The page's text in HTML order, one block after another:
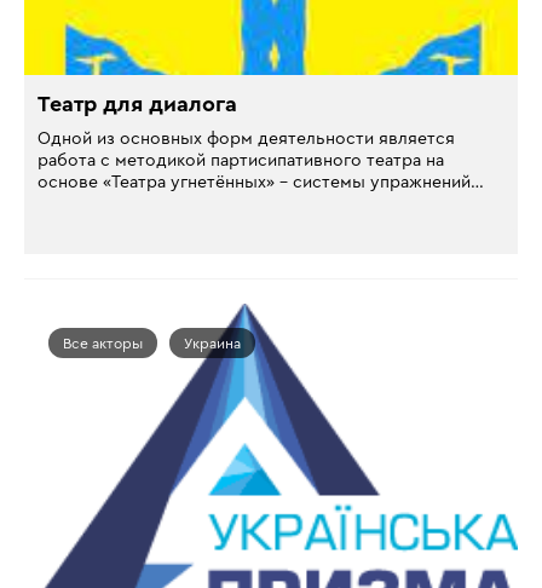
Театр для диалога
Одной из основных форм деятельности является
работа с методикой партисипативного театра на
основе «Театра угнетённых» – системы упражнений…
Все акторы Украина